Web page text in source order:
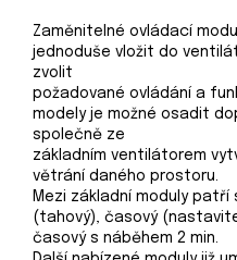
Zaměnitelné ovládací
jednoduše vložit do
zvolit
požadované ovládání a
modely je možné osadit
společně ze
základním ventilátorem
větrání daného prostoru.
Mezi základní moduly
(tahový), časový
časový s náběhem 2 min.